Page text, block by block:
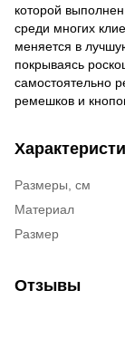
которой
среди многих
меняется в
покрываясь
самостоятельно
ремешков и
Размеры, см
Материал
Размер
Отзывы